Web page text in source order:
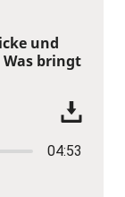
und
bringt
04:53